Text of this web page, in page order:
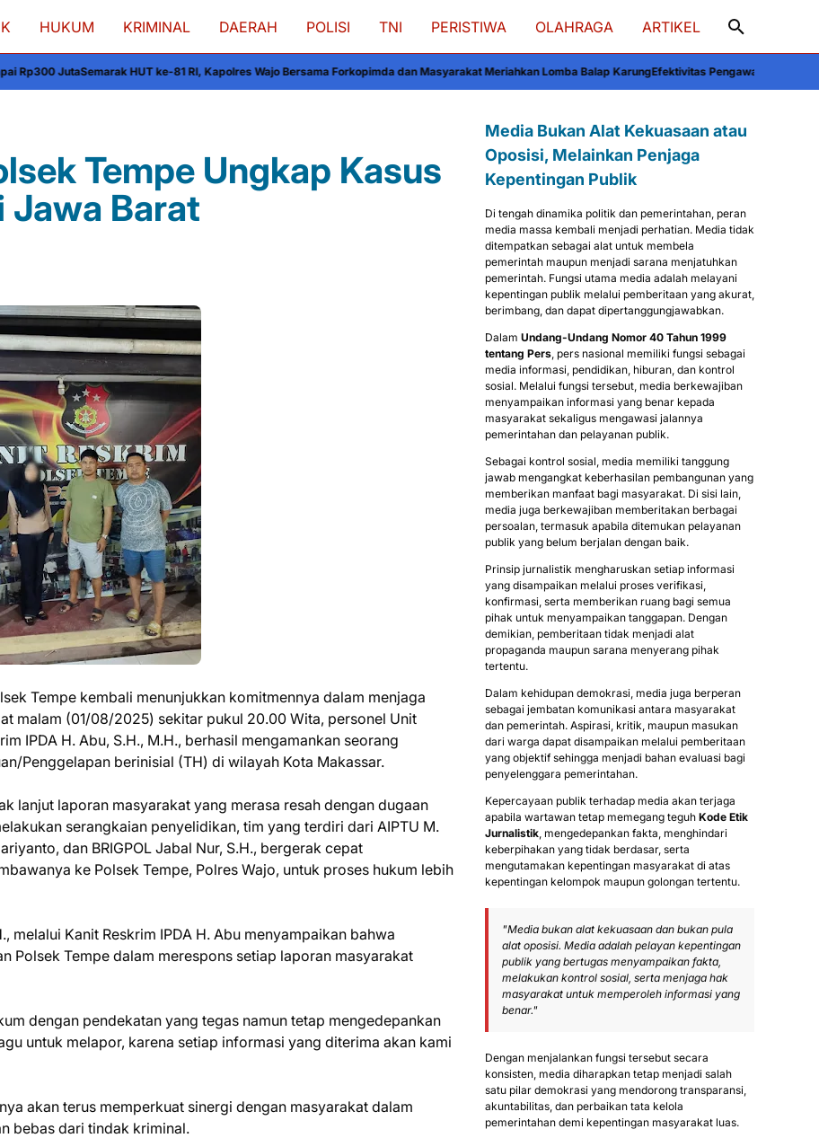
HUKUM KRIMINAL DAERAH POLISI TNI PERISTIWA OLAHRAGA ARTIKEL
HUT ke-81 RI, Kapolres Wajo Bersama Forkopimda dan Masyarakat Meriahkan Lomba Balap KarungEfektivitas Pengawasan Polsek Majauleng pada
Tempe Ungkap Kasus
Jawa Barat
Tempe kembali menunjukkan komitmennya dalam menjaga
malam (01/08/2025) sekitar pukul 20.00 Wita, personel Unit
IPDA H. Abu, S.H., M.H., berhasil mengamankan seorang
Penggelapan berinisial (TH) di wilayah Kota Makassar.
lanjut laporan masyarakat yang merasa resah dengan dugaan
serangkaian penyelidikan, tim yang terdiri dari AIPTU M.
dan BRIGPOL Jabal Nur, S.H., bergerak cepat
ke Polsek Tempe, Polres Wajo, untuk proses hukum lebih
melalui Kanit Reskrim IPDA H. Abu menyampaikan bahwa
Polsek Tempe dalam merespons setiap laporan masyarakat
dengan pendekatan yang tegas namun tetap mengedepankan
untuk melapor, karena setiap informasi yang diterima akan kami
akan terus memperkuat sinergi dengan masyarakat dalam
bebas dari tindak kriminal.
Media Bukan Alat Kekuasaan atau
Oposisi, Melainkan Penjaga
Kepentingan Publik
Di tengah dinamika politik dan pemerintahan, peran
media massa kembali menjadi perhatian. Media tidak
ditempatkan sebagai alat untuk membela
pemerintah maupun menjadi sarana menjatuhkan
pemerintah. Fungsi utama media adalah melayani
kepentingan publik melalui pemberitaan yang akurat,
berimbang, dan dapat dipertanggungjawabkan.
Dalam Undang-Undang Nomor 40 Tahun 1999
tentang Pers, pers nasional memiliki fungsi sebagai
media informasi, pendidikan, hiburan, dan kontrol
sosial. Melalui fungsi tersebut, media berkewajiban
menyampaikan informasi yang benar kepada
masyarakat sekaligus mengawasi jalannya
pemerintahan dan pelayanan publik.
Sebagai kontrol sosial, media memiliki tanggung
jawab mengangkat keberhasilan pembangunan yang
memberikan manfaat bagi masyarakat. Di sisi lain,
media juga berkewajiban memberitakan berbagai
persoalan, termasuk apabila ditemukan pelayanan
publik yang belum berjalan dengan baik.
Prinsip jurnalistik mengharuskan setiap informasi
yang disampaikan melalui proses verifikasi,
konfirmasi, serta memberikan ruang bagi semua
pihak untuk menyampaikan tanggapan. Dengan
demikian, pemberitaan tidak menjadi alat
propaganda maupun sarana menyerang pihak
tertentu.
Dalam kehidupan demokrasi, media juga berperan
sebagai jembatan komunikasi antara masyarakat
dan pemerintah. Aspirasi, kritik, maupun masukan
dari warga dapat disampaikan melalui pemberitaan
yang objektif sehingga menjadi bahan evaluasi bagi
penyelenggara pemerintahan.
Kepercayaan publik terhadap media akan terjaga
apabila wartawan tetap memegang teguh Kode Etik
Jurnalistik, mengedepankan fakta, menghindari
keberpihakan yang tidak berdasar, serta
mengutamakan kepentingan masyarakat di atas
kepentingan kelompok maupun golongan tertentu.
"Media bukan alat kekuasaan dan bukan pula
alat oposisi. Media adalah pelayan kepentingan
publik yang bertugas menyampaikan fakta,
melakukan kontrol sosial, serta menjaga hak
masyarakat untuk memperoleh informasi yang
benar."
Dengan menjalankan fungsi tersebut secara
konsisten, media diharapkan tetap menjadi salah
satu pilar demokrasi yang mendorong transparansi,
akuntabilitas, dan perbaikan tata kelola
pemerintahan demi kepentingan masyarakat luas.